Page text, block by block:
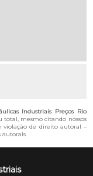
Industriais Preços Rio
total, mesmo citando nossos
violação de direito autoral –
autorais.